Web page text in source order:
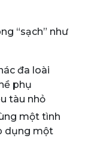
“sạch” như
đa loài
phụ
tàu nhỏ
một tình
dụng một